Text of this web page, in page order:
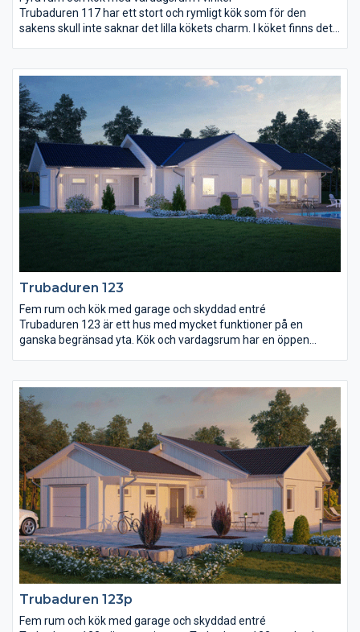
Trubaduren 117 har ett stort och rymligt kök som för den
sakens skull inte saknar det lilla kökets charm. I köket finns det
finns även en väl tilltagen klädvårdsavdelning samt en
groventré. Både kök och vardagsrum ligger åt trädgårdssidan
och över vardagsrummet reser sig ett ryggåstak. I huset finns
också ett stort sovrum med klädkammare, terrassdörr och
badrum nära tillhands samt två mindre sovrum och ett wc i
närheten av entrén.
Trubaduren 123
Fem rum och kök med garage och skyddad entré
Trubaduren 123 är ett hus med mycket funktioner på en
ganska begränsad yta. Kök och vardagsrum har en öppen
hela garaget och från garaget går det också att ta sig direkt in i
huset, via rummet för klädvård. I den här delen av huset finns
två sovrum, wc och ett allrum. Det större sovrummet ligger i
anslutning till vardagsrummet och här finns även ett rymligt
badrum och en stor klädkammare.
Trubaduren 123p
Fem rum och kök med garage och skyddad entré